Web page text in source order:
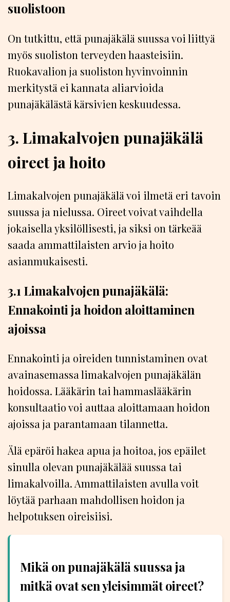
suolistoon
On tutkittu, että punajäkälä suussa voi liittyä
myös suoliston terveyden haasteisiin.
Ruokavalion ja suoliston hyvinvoinnin
merkitystä ei kannata aliarvioida
punajäkälästä kärsivien keskuudessa.
3. Limakalvojen punajäkälä
oireet ja hoito
Limakalvojen punajäkälä voi ilmetä eri tavoin
suussa ja nielussa. Oireet voivat vaihdella
jokaisella yksilöllisesti, ja siksi on tärkeää
saada ammattilaisten arvio ja hoito
asianmukaisesti.
3.1 Limakalvojen punajäkälä:
Ennakointi ja hoidon aloittaminen
ajoissa
Ennakointi ja oireiden tunnistaminen ovat
avainasemassa limakalvojen punajäkälän
hoidossa. Lääkärin tai hammaslääkärin
konsultaatio voi auttaa aloittamaan hoidon
ajoissa ja parantamaan tilannetta.
Älä epäröi hakea apua ja hoitoa, jos epäilet
sinulla olevan punajäkälää suussa tai
limakalvoilla. Ammattilaisten avulla voit
löytää parhaan mahdollisen hoidon ja
helpotuksen oireisiisi.
Mikä on punajäkälä suussa ja
mitkä ovat sen yleisimmät oireet?